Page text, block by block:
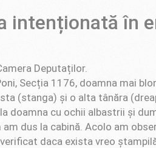
intenționată în
Deputaților.
Secția 1176, doamna mai
(stanga) şi o alta tânăra
doamna cu ochii albastrii şi
dus la cabină. Acolo am
daca exista vreo